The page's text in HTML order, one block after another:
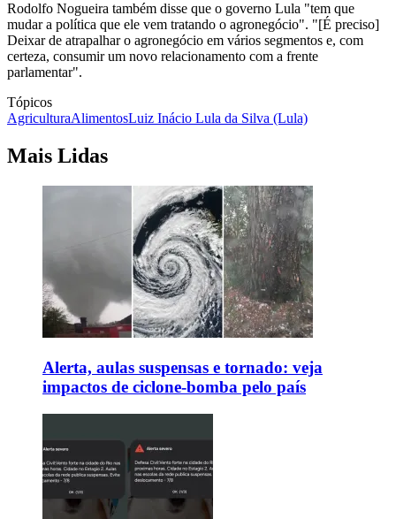
Rodolfo Nogueira também disse que o governo Lula "tem que
mudar a política que ele vem tratando o agronegócio". "[É preciso]
Deixar de atrapalhar o agronegócio em vários segmentos e, com
certeza, consumir um novo relacionamento com a frente
parlamentar".
Tópicos
AgriculturaAlimentosLuiz Inácio Lula da Silva (Lula)
Mais Lidas
Alerta, aulas suspensas e tornado: veja
impactos de ciclone-bomba pelo país